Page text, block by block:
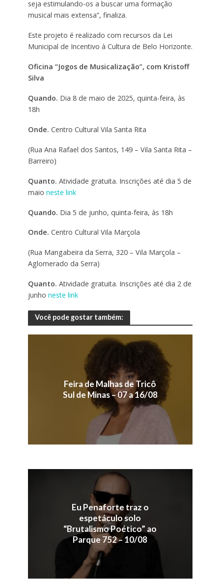
seja estimulando-os a buscar uma formação
musical mais extensa”, finaliza.
Este projeto é realizado com recursos da Lei
Municipal de Incentivo à Cultura de Belo Horizonte.
Oficina “Jogos de Musicalização”, com Kristoff
Silva
Quando. Dia 8 de maio de 2025, quinta-feira, às
18h
Onde. Centro Cultural Vila Santa Rita
(Rua Ana Rafael dos Santos, 149 – Vila Santa Rita –
Barreiro)
Quanto. Atividade gratuita. Inscrições até dia 5 de
maio neste link
Quando. Dia 5 de junho, quinta-feira, às 18h
Onde. Centro Cultural Vila Marçola
(Rua Mangabeira da Serra, 320 – Vila Marçola –
Aglomerado da Serra)
Quanto. Atividade gratuita. Inscrições até dia 2 de
junho neste link
Você pode gostar também:
Feira de Malhas de Tricô
Sul de Minas – 07 a 16/08
Eu Penaforte traz o
espetáculo solo
“Brutalismo Poético” ao
Parque 752 – 10/08